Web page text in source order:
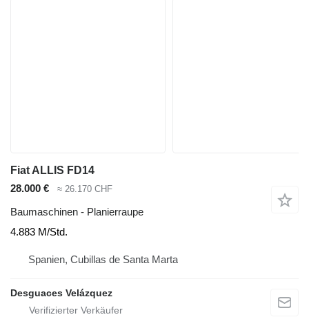
Fiat ALLIS FD14
28.000 €
≈ 26.170 CHF
Baumaschinen - Planierraupe
4.883 M/Std.
Spanien, Cubillas de Santa Marta
Desguaces Velázquez